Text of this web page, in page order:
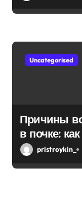
Uncategorised
Причины
в почке:
болезнью
pristroykin_